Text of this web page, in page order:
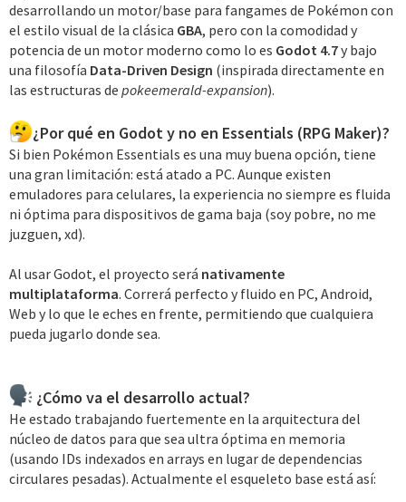
desarrollando un motor/base para fangames de Pokémon con
el estilo visual de la clásica GBA, pero con la comodidad y
potencia de un motor moderno como lo es Godot 4.7y bajo
una filosofía Data-Driven Design (inspirada directamente en
las estructuras de pokeemerald-expansion).
¿Por qué en Godot y no en Essentials (RPG Maker)?
Si bien Pokémon Essentials es una muy buena opción, tiene
una gran limitación: está atado a PC. Aunque existen
emuladores para celulares, la experiencia no siempre es fluida
ni óptima para dispositivos de gama baja (soy pobre, no me
juzguen, xd).
Al usar Godot, el proyecto será nativamente
multiplataforma. Correrá perfecto y fluido en PC, Android,
Web y lo que le eches en frente, permitiendo que cualquiera
pueda jugarlo donde sea.
¿Cómo va el desarrollo actual?
He estado trabajando fuertemente en la arquitectura del
núcleo de datos para que sea ultra óptima en memoria
(usando IDs indexados en arrays en lugar de dependencias
circulares pesadas). Actualmente el esqueleto base está así: